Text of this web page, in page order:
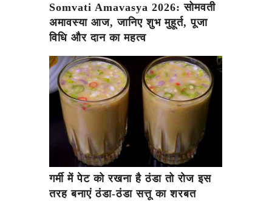
Somvati Amavasya 2026: सोमवती
अमावस्या आज, जानिए शुभ मुहूर्त, पूजा
विधि और दान का महत्व
गर्मी में पेट को रखना है ठंडा तो रोज इस
तरह बनाएं ठंडा-ठंडा सत्तू का शरबत